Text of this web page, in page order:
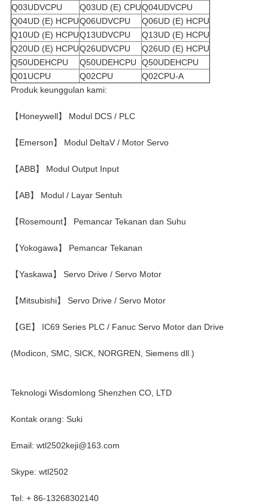
Q03UDVCPU Q03UD (E) CPUQ04UDVCPU
Q04UD (E) HCPUQ06UDVCPU
Q06UD (E) HCPU
Q10UD (E) HCPUQ13UDVCPU
Q13UD (E) HCPU
Q20UD (E) HCPUQ26UDVCPU
Q26UD (E) HCPU
Q50UDEHCPU
Q50UDEHCPU
Q50UDEHCPU
Q01UCPU
Q02CPU
Q02CPU-A
Produk keunggulan kami:
【Honeywell】 Modul DCS / PLC
【Emerson】 Modul DeltaV / Motor Servo
【ABB】 Modul Output Input
【AB】 Modul / Layar Sentuh
【Rosemount】 Pemancar Tekanan dan Suhu
【Yokogawa】 Pemancar Tekanan
【Yaskawa】 Servo Drive / Servo Motor
【Mitsubishi】 Servo Drive / Servo Motor
【GE】 IC69 Series PLC / Fanuc Servo Motor dan Drive
(Modicon, SMC, SICK, NORGREN, Siemens dll.)
Teknologi Wisdomlong Shenzhen CO, LTD
Kontak orang: Suki
Email: wtl2502keji@163.com
Skype: wtl2502
Tel: + 86-13268302140